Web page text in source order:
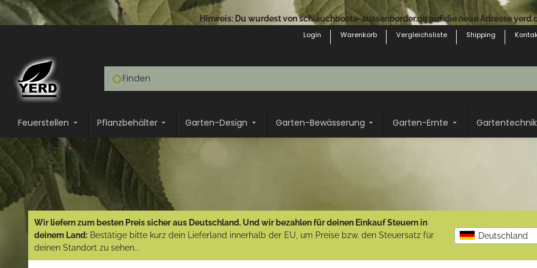
Hinweis: Du wurdest von schlauchboote-aussenborder.de auf die neue Adresse
Login
Warenkorb Vergleichsliste Shipping
Feuerstellen Pflanzbehälter Garten-Design Garten-Bewässerung Garten-Ernte Gartentechnik
Wir liefern zum besten Preis sicher aus Deutschland. Und wir bezahlen für deinen Einkauf Steuern in
deinem Land: Bestätige bitte kurz dein Lieferland innerhalb der EU, um Preise bzw. den Steuersatz für
deinen Standort zu sehen...
Deutschland